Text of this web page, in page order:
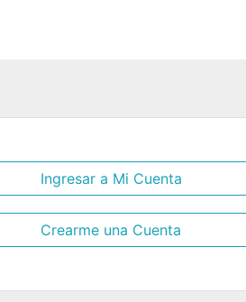
Ingresar a Mi Cuenta
Crearme una Cuenta